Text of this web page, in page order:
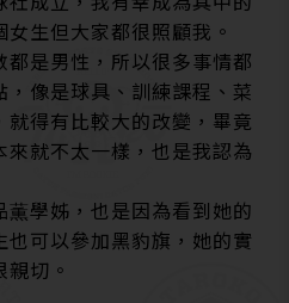
生但大家都很照顧我。
是男性，所以很多事情都
像是球具、訓練課程、菜
得有比較大的改變，畢竟
就不太一樣，也是我認為
學姊，也是因為看到她的
可以參加黑豹旗，她的實
切。